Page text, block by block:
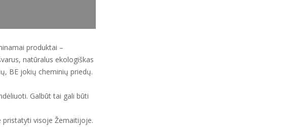
produktai –
natūralus ekologiškas
BE jokių cheminių priedų.
Galbūt tai gali būti
pristatyti visoje Žemaitijoje.